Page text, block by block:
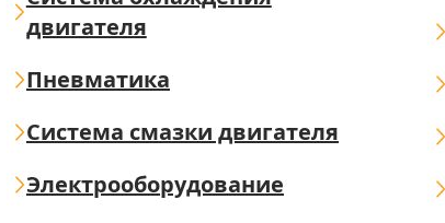
двигателя
Пневматика
Система смазки двигателя
Электрооборудование